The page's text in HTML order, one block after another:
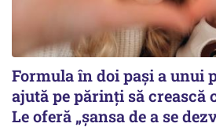
Formula în doi pași a unui
ajută pe părinți să crească
Le oferă „șansa de a se